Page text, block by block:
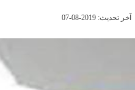
آخر تحديث: 2019-08-07